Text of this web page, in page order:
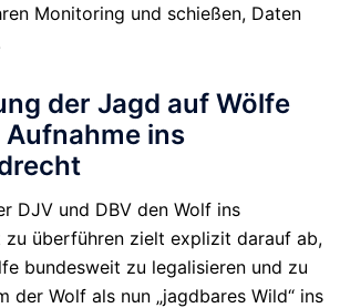
Monitoring und schießen, Daten
der Jagd auf Wölfe
Aufnahme ins
DJV und DBV den Wolf ins
zu überführen zielt explizit darauf ab,
bundesweit zu legalisieren und zu
der Wolf als nun „jagdbares Wild“ ins